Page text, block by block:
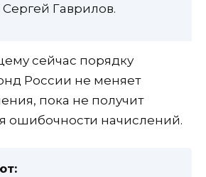
Гаврилов.
сейчас порядку
России не меняет
пока не получит
ошибочности начислений.